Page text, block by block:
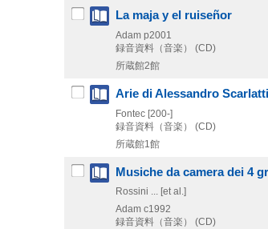
La maja y el ruiseñor
Adam p2001
録音資料（音楽） (CD)
所蔵館2館
Arie di Alessandro Scarlatti
Fontec [200-]
録音資料（音楽） (CD)
所蔵館1館
Musiche da camera dei 4
Rossini ... [et al.]
Adam c1992
録音資料（音楽） (CD)